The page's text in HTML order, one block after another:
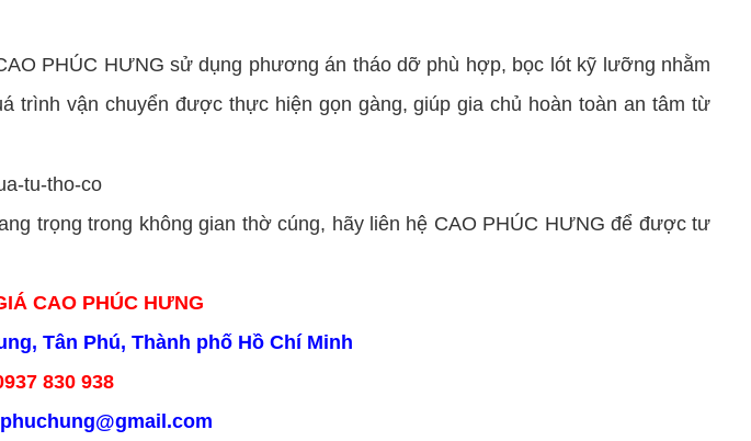
PHÚC HƯNG sử dụng phương án tháo dỡ phù hợp, bọc lót kỹ lưỡng nhằm
trình vận chuyển được thực hiện gọn gàng, giúp gia chủ hoàn toàn an tâm từ
trọng trong không gian thờ cúng, hãy liên hệ CAO PHÚC HƯNG để được tư
CAO PHÚC HƯNG
Tân Phú, Thành phố Hồ Chí Minh
830 938